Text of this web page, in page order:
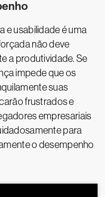
e usabilidade é uma
não deve
a produtividade. Se
impede que os
suas
frustrados e
empresariais
para
o desempenho